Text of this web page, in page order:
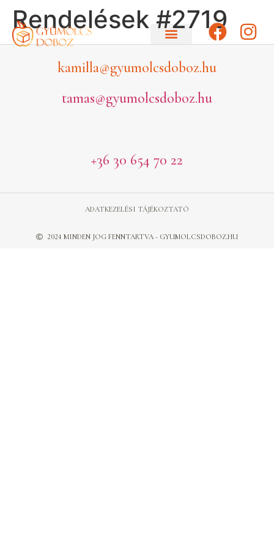
Rendelések #2719
kamilla@gyumolcsdoboz.hu
tamas@gyumolcsdoboz.hu
+36 30 654 70 22
2024 MINDEN JOG FENNTARTVA - GYUMOLCSDOBOZ.HU
ADATKEZELÉSI TÁJÉKOZTATÓ